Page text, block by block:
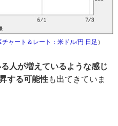
チャート＆レート：米ドル/円 日足 ）
人が増えているような感じ
する可能性も出てきていま